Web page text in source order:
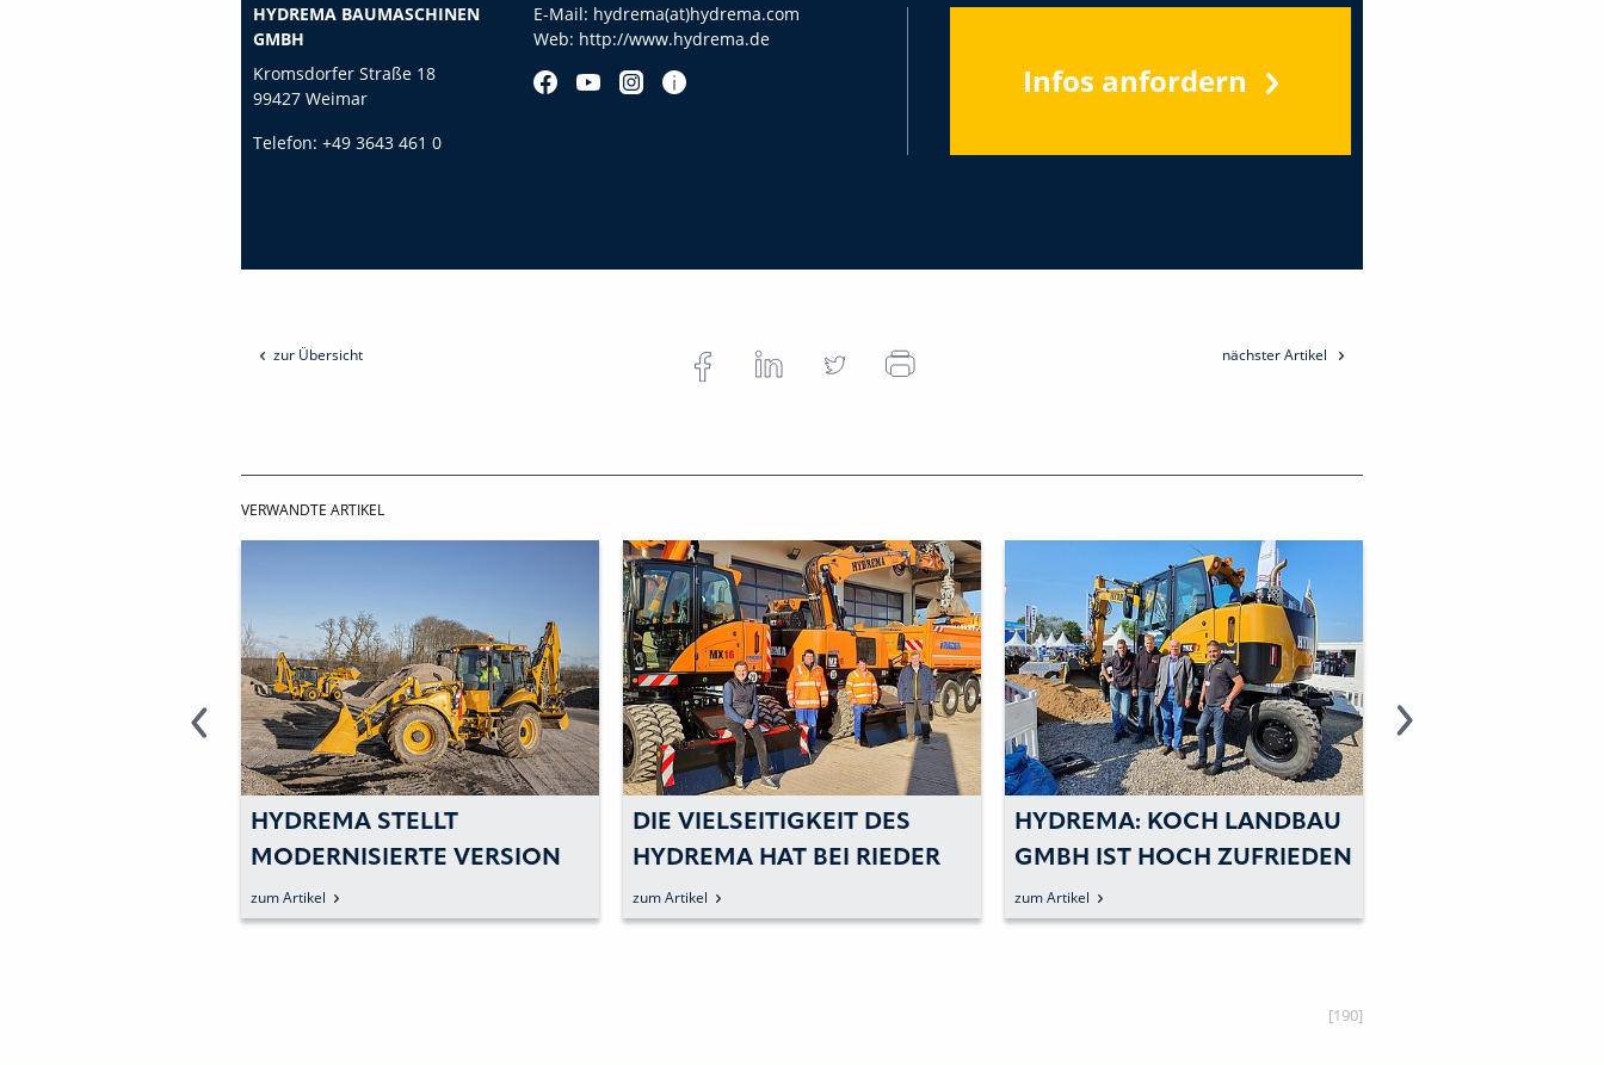
HYDREMA BAUMASCHINEN
GMBH
Kromsdorfer Straße 18
99427 Weimar
Telefon: +49 3643 461 0
E-Mail: hydrema(at)hydrema.com
Web: http://www.hydrema.de
Infos anfordern
zur Übersicht nächster Artikel
VERWANDTE ARTIKEL
HYDREMA STELLT
MODERNISIERTE VERSION
SEINER VIELSEITIGEN
BAGGERLADER VOR
zum Artikel
DIE VIELSEITIGKEIT DES
HYDREMA HAT BEI RIEDER
IN BAYERBACH ÜBERZEUGT
zum Artikel
HYDREMA: KOCH LANDBAU
GMBH IST HOCH ZUFRIEDEN
MIT HYDREMA
zum Artikel
[190]